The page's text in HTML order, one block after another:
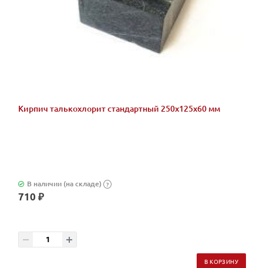
Кирпич талькохлорит стандартный 250x125x60 мм
В наличии (на складе) ?
710 ₽
В КОРЗИНУ